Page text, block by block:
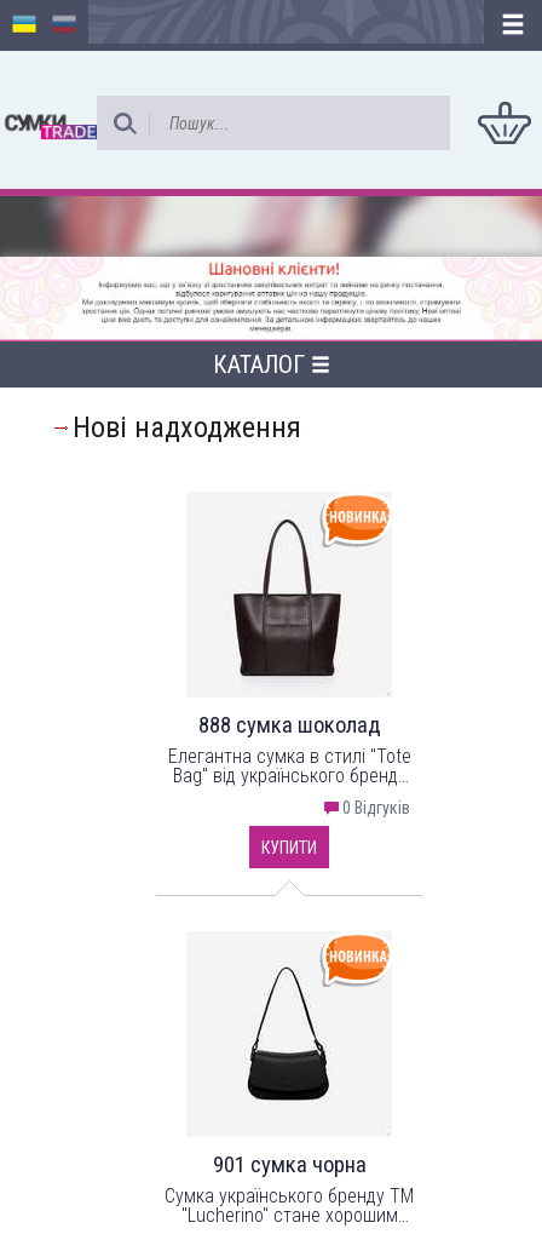
КАТАЛОГ
Нові надходження
888 сумка шоколад
Елегантна сумка в стилі "Tote
Bag" від українського бренду
високоякісного шкірзамінника
0 Відгуків
КУПИТИ
901 сумка чорна
Сумка українського бренду ТМ
"Lucherino" стане хорошим